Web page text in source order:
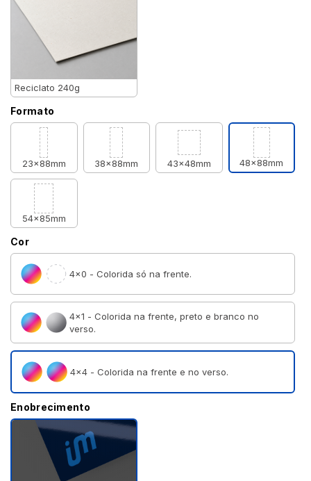
Reciclato 240g
Formato
23x88mm 38x88mm 43x48mm 48x88mm
54x85mm
Cor
4×0 - Colorida só na frente.
4×1 - Colorida na frente, preto e branco no
verso.
4×4 - Colorida na frente e no verso.
Enobrecimento